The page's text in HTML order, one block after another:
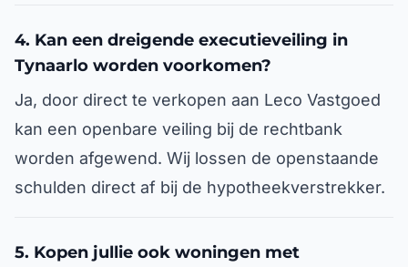
4. Kan een dreigende executieveiling in
Tynaarlo worden voorkomen?
Ja, door direct te verkopen aan Leco Vastgoed
kan een openbare veiling bij de rechtbank
worden afgewend. Wij lossen de openstaande
schulden direct af bij de hypotheekverstrekker.
5. Kopen jullie ook woningen met